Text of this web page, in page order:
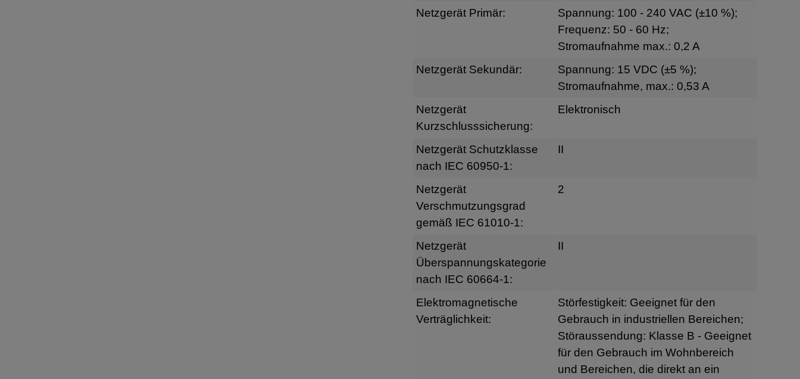
Netzgerät Primär:
Spannung: 100 - 240 VAC (±10 %);
Frequenz: 50 - 60 Hz;
Stromaufnahme max.: 0,2 A
Netzgerät Sekundär:
Spannung: 15 VDC (±5 %);
Stromaufnahme, max.: 0,53 A
Netzgerät
Kurzschlusssicherung:
Elektronisch
Netzgerät Schutzklasse
nach IEC 60950-1:
II
Netzgerät
Verschmutzungsgrad
gemäß IEC 61010-1:
2
Netzgerät
Überspannungskategorie
nach IEC 60664-1:
II
Elektromagnetische
Verträglichkeit:
Störfestigkeit: Geeignet für den
Gebrauch in industriellen Bereichen;
Störaussendung: Klasse B - Geeignet
für den Gebrauch im Wohnbereich
und Bereichen, die direkt an ein